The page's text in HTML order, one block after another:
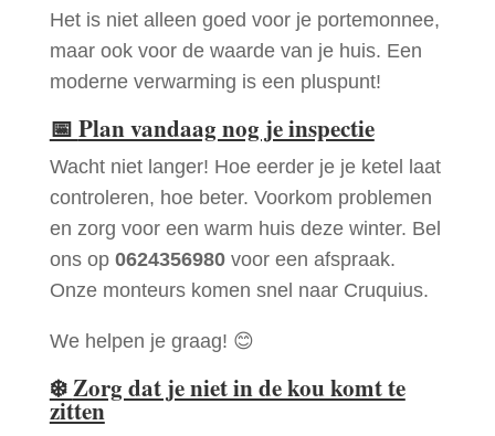
Het is niet alleen goed voor je portemonnee,
maar ook voor de waarde van je huis. Een
moderne verwarming is een pluspunt!
📅 Plan vandaag nog je inspectie
Wacht niet langer! Hoe eerder je je ketel laat
controleren, hoe beter. Voorkom problemen
en zorg voor een warm huis deze winter. Bel
ons op 0624356980voor een afspraak.
Onze monteurs komen snel naar Cruquius.
We helpen je graag! 😊
❄️Zorg dat je niet in de kou komt te
zitten